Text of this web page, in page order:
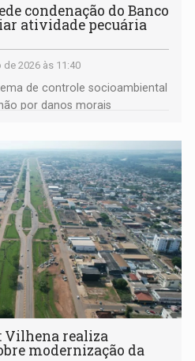
condenação do Banco
atividade pecuária
2026 às 11:40
de controle socioambiental
por danos morais
Vilhena realiza
modernização da